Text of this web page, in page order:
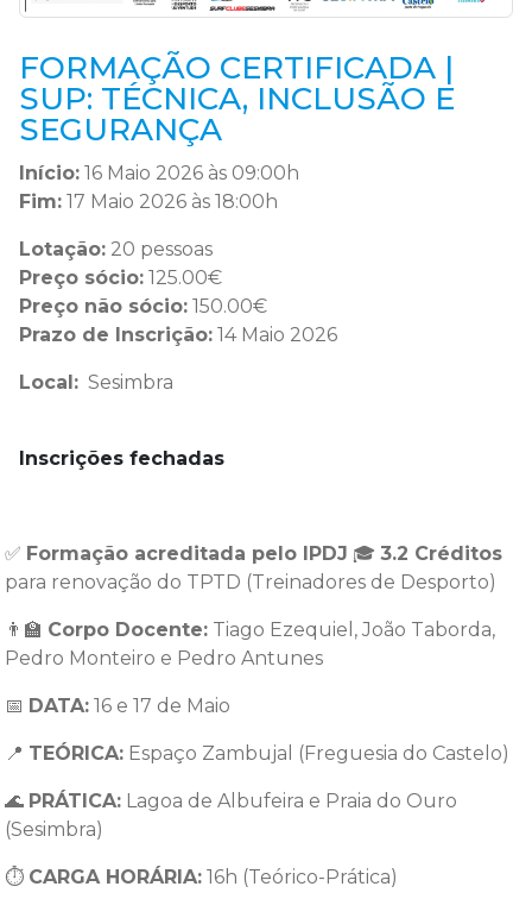
FORMAÇÃO CERTIFICADA |
SUP: TÉCNICA, INCLUSÃO E
SEGURANÇA
Início: 16 Maio 2026 às 09:00h
Fim: 17 Maio 2026 às 18:00h
Lotação: 20 pessoas
Preço sócio: 125.00€
Preço não sócio: 150.00€
Prazo de Inscrição: 14 Maio 2026
Local: Sesimbra
Inscrições fechadas
✅ Formação acreditada pelo IPDJ 🎓 3.2 Créditos
para renovação do TPTD (Treinadores de Desporto)
👨‍🏫 Corpo Docente: Tiago Ezequiel, João Taborda,
Pedro Monteiro e Pedro Antunes
📅 DATA: 16 e 17 de Maio
📍 TEÓRICA: Espaço Zambujal (Freguesia do Castelo)
🌊 PRÁTICA: Lagoa de Albufeira e Praia do Ouro
(Sesimbra)
⏱ CARGA HORÁRIA: 16h (Teórico-Prática)